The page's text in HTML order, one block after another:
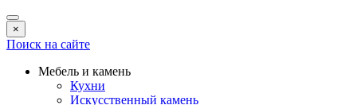
×
Поиск на сайте
Мебель и камень
Кухни
Искусственный камень